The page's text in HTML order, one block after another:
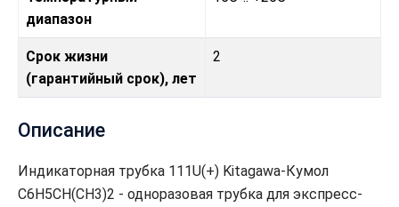
диапазон
Срок жизни
(гарантийный срок), лет
2
Описание
Индикаторная трубка 111U(+) Kitagawa-Кумол
C6H5CH(CH3)2 - одноразовая трубка для экспресс-